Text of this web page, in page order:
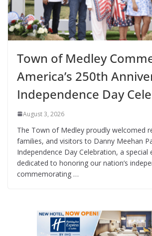
Town of Medley
America’s 250th
Independence Day
August 3, 2026
The Town of Medley proudly welcomed
families, and visitors to Danny Meehan
Independence Day Celebration, a special
dedicated to honoring our nation’s
commemorating …